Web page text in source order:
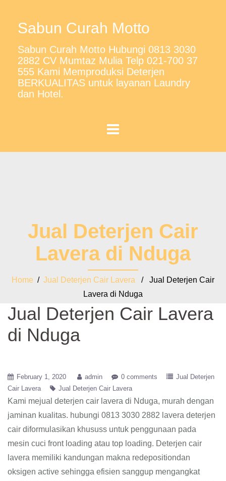
Sabun Curah Motto
Sabun Curah Motto Hubungi 0813 3030
2882 CV Mumtaz Mulia Telp 021-700 37
555 Kami Memproduksi Deterjen
BERKUALITAS untuk layanan Laundry
dan Hotel.
Jual Deterjen Cair
Lavera di Nduga
Home / Jual Deterjen Cair Lavera / Jual Deterjen Cair
Lavera di Nduga
Jual Deterjen Cair Lavera
di Nduga
February 1, 2020 admin 0 comments
Jual Deterjen
Cair Lavera
Jual Deterjen Cair Lavera
Kami mejual deterjen cair lavera di Nduga, murah dengan
jaminan kualitas. hubungi 0813 3030 2882 lavera deterjen
cair diformulasikan khususs untuk penggunaan pada
mesin cuci front loading atau top loading. Deterjen cair
lavera memiliki kandungan makna redepositiondan
oksigen active sehingga efisien sanggup mengangkat